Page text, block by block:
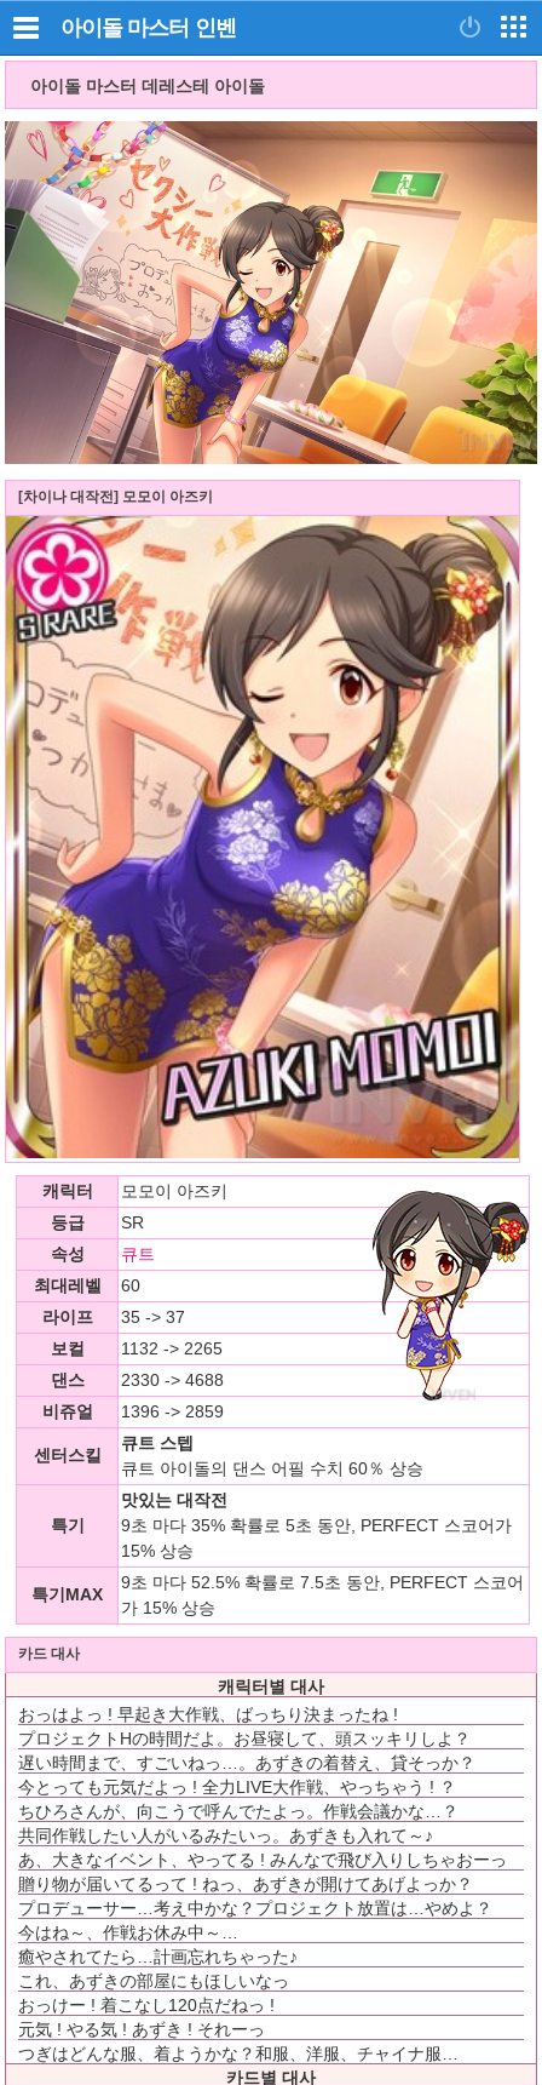
아이돌 마스터 인벤
아이돌 마스터 데레스테 아이돌
[차이나 대작전] 모모이 아즈키
캐릭터
모모이 아즈키
등급
SR
속성
큐트
최대레벨
60
라이프
35 -> 37
보컬
1132 -> 2265
댄스
2330 -> 4688
비쥬얼
1396 -> 2859
센터스킬
큐트 스텝
큐트 아이돌의 댄스 어필 수치 60％ 상승
특기
맛있는 대작전
9초 마다 35% 확률로 5초 동안, PERFECT 스코어가
15% 상승
특기MAX
9초 마다 52.5% 확률로 7.5초 동안, PERFECT 스코어
가 15% 상승
카드 대사
캐릭터별 대사
おっはよっ ! 早起き大作戦、ばっちり決まったね !
プロジェクトHの時間だよ。お昼寝して、頭スッキリしよ？
遅い時間まで、すごいねっ…。あずきの着替え、貸そっか？
今とっても元気だよっ ! 全力LIVE大作戦、やっちゃう ! ？
ちひろさんが、向こうで呼んでたよっ。作戦会議かな…？
共同作戦したい人がいるみたいっ。あずきも入れて～♪
あ、大きなイベント、やってる ! みんなで飛び入りしちゃおーっ
贈り物が届いてるって ! ねっ、あずきが開けてあげよっか？
プロデューサー…考え中かな？プロジェクト放置は…やめよ？
今はね～、作戦お休み中～…
癒やされてたら…計画忘れちゃった♪
これ、あずきの部屋にもほしいなっ
おっけー ! 着こなし120点だねっ !
元気 ! やる気 ! あずき ! それーっ
つぎはどんな服、着ようかな？和服、洋服、チャイナ服…
카드별 대사